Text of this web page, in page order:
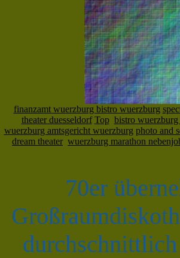
finanzamt wuerzburg bistro wuerzburg
theater duesseldorf Top bistro
wuerzburg amtsgericht wuerzburg photo and
dream theater wuerzburg marathon
70er